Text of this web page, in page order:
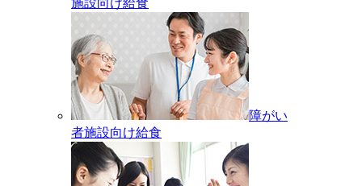
施設向け給食
障がい
者施設向け給食